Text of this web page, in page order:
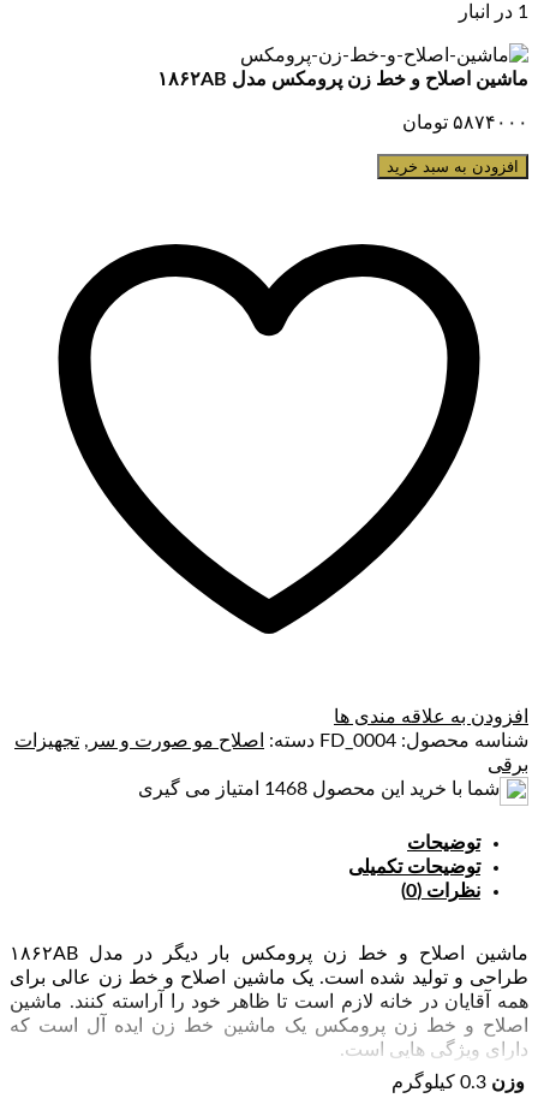
1 در انبار
ماشین اصلاح و خط زن پرومکس مدل ۱۸۶۲AB
۵۸۷۴۰۰۰ تومان
افزودن به سبد خرید
افزودن به علاقه مندی ها
شناسه محصول: FD_0004 دسته: اصلاح مو صورت و سر , تجهیزات
برقی
شما با خرید این محصول 1468 امتیاز می گیری
توضیحات
توضیحات تکمیلی
نظرات (0)
ماشین اصلاح و خط زن پرومکس بار دیگر در مدل ۱۸۶۲AB
طراحی و تولید شده است. یک ماشین اصلاح و خط زن عالی برای
همه آقایان در خانه لازم است تا ظاهر خود را آراسته کنند. ماشین
اصلاح و خط زن پرومکس یک ماشین خط زن ایده آل است که
دارای ویژگی هایی است.
وزن 0.3 کیلوگرم